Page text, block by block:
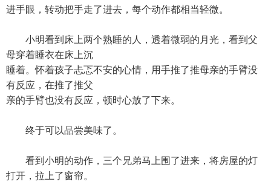
进手眼，转动把手走了进去，每个动作都相当轻微。
小明看到床上两个熟睡的人，透着微弱的月光，看到父
母穿着睡衣在床上沉
睡着。怀着孩子忐忑不安的心情，用手推了推母亲的手臂没
有反应，在推了推父
亲的手臂也没有反应，顿时心放了下来。
终于可以品尝美味了。
看到小明的动作，三个兄弟马上围了进来，将房屋的灯
打开，拉上了窗帘。